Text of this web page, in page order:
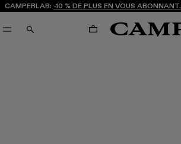
CAMPERLAB: -10 % DE PLUS EN VOUS ABONNANT.
RECHERCHE PANIER